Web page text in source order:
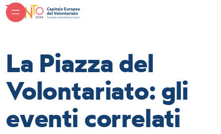
La Piazza del
Volontariato: gli
eventi correlati